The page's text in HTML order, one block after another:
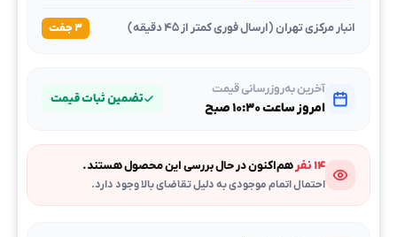
انبار مرکزی تهران (ارسال فوری کمتر از ۴۵ دقیقه) ۳ جفت
آخرین به‌روزرسانی قیمت
امروز ساعت ۱۰:۳۰ صبح
تضمین ثبات قیمت
۱۴ نفر هم‌اکنون در حال بررسی این محصول هستند.
احتمال اتمام موجودی به دلیل تقاضای بالا وجود دارد.